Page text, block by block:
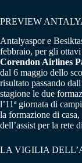
PREVIEW
Antalyaspor e
febbraio, per gli
Corendon Airlines
dal 6 maggio dello
risultato passando
stagione le due
l’11ª giornata di
la formazione di
dell’assist per la rete
LA VIGILIA